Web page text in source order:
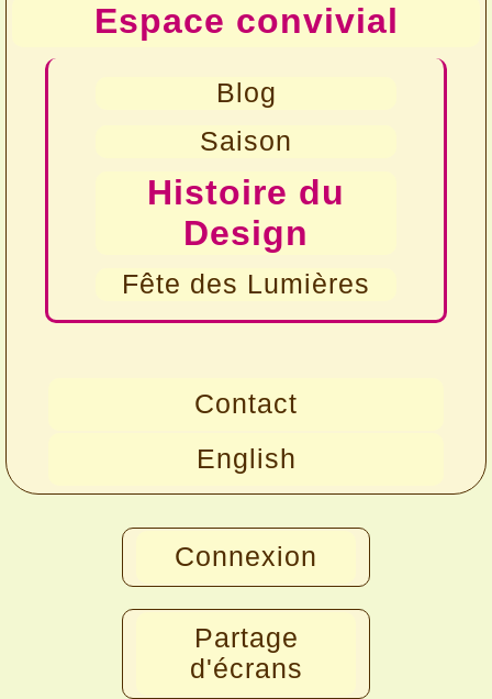
Espace convivial
Blog
Saison
Histoire du
Design
Fête des Lumières
Contact
English
Connexion
Partage
d'écrans